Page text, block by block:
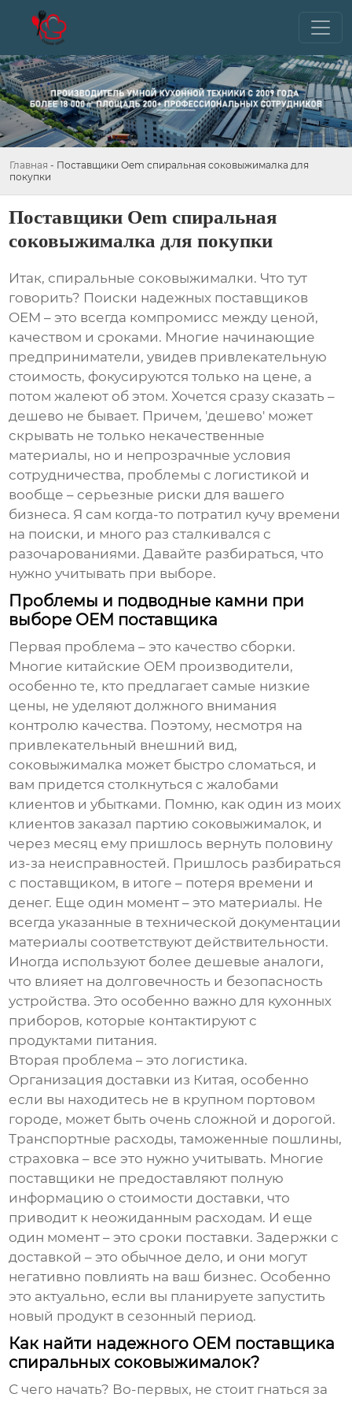
Главная - Поставщики Oem спиральная соковыжималка для
покупки
Поставщики Oem спиральная
соковыжималка для покупки
Итак, спиральные соковыжималки. Что тут
говорить? Поиски надежных поставщиков
OEM – это всегда компромисс между ценой,
качеством и сроками. Многие начинающие
предприниматели, увидев привлекательную
стоимость, фокусируются только на цене, а
потом жалеют об этом. Хочется сразу сказать –
дешево не бывает. Причем, 'дешево' может
скрывать не только некачественные
материалы, но и непрозрачные условия
сотрудничества, проблемы с логистикой и
вообще – серьезные риски для вашего
бизнеса. Я сам когда-то потратил кучу времени
на поиски, и много раз сталкивался с
разочарованиями. Давайте разбираться, что
нужно учитывать при выборе.
Проблемы и подводные камни при
выборе OEM поставщика
Первая проблема – это качество сборки.
Многие китайские OEM производители,
особенно те, кто предлагает самые низкие
цены, не уделяют должного внимания
контролю качества. Поэтому, несмотря на
привлекательный внешний вид,
соковыжималка может быстро сломаться, и
вам придется столкнуться с жалобами
клиентов и убытками. Помню, как один из моих
клиентов заказал партию соковыжималок, и
через месяц ему пришлось вернуть половину
из-за неисправностей. Пришлось разбираться
с поставщиком, в итоге – потеря времени и
денег. Еще один момент – это материалы. Не
всегда указанные в технической документации
материалы соответствуют действительности.
Иногда используют более дешевые аналоги,
что влияет на долговечность и безопасность
устройства. Это особенно важно для кухонных
приборов, которые контактируют с
продуктами питания.
Вторая проблема – это логистика.
Организация доставки из Китая, особенно
если вы находитесь не в крупном портовом
городе, может быть очень сложной и дорогой.
Транспортные расходы, таможенные пошлины,
страховка – все это нужно учитывать. Многие
поставщики не предоставляют полную
информацию о стоимости доставки, что
приводит к неожиданным расходам. И еще
один момент – это сроки поставки. Задержки с
доставкой – это обычное дело, и они могут
негативно повлиять на ваш бизнес. Особенно
это актуально, если вы планируете запустить
новый продукт в сезонный период.
Как найти надежного OEM поставщика
спиральных соковыжималок?
С чего начать? Во-первых, не стоит гнаться за